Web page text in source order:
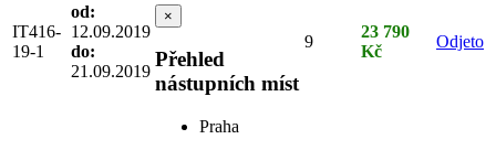
IT416-
19-1
od:
12.09.2019
do:
21.09.2019
×
Přehled
nástupních míst
Praha
9
23 790
Kč
Odjeto